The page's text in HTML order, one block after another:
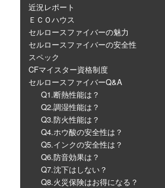
近況レポート
ＥＣＯハウス
セルロースファイバーの魅力
セルロースファイバーの安全性
スペック
CFマイスター資格制度
セルロースファイバーQ&A
Q1.断熱性能は？
Q2.調湿性能は？
Q3.防火性能は？
Q4.ホウ酸の安全性は？
Q5.インクの安全性は？
Q6.防音効果は？
Q7.沈下はしない？
Q8.火災保険はお得になる？